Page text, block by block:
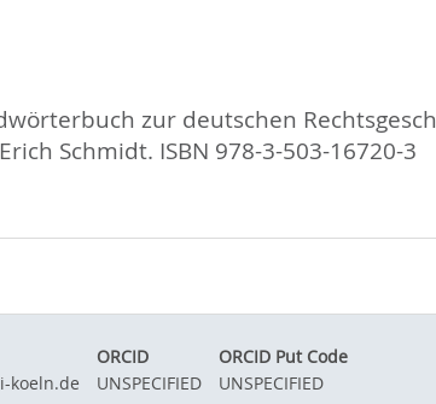
zur deutschen
Schmidt. ISBN 978-3-503-16720-3
ORCID
ORCID Put Code
koeln.de UNSPECIFIED UNSPECIFIED